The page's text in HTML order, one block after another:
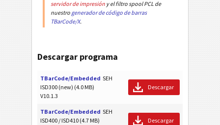
servidor de impresión y el filtro spool PCL de
nuestro generador de código de barras
TBarCode/X.
Descargar programa
TBarCode/Embedded SEH
ISD300 (new) (4.0 MB)
V10.1.3
Descargar
TBarCode/Embedded SEH
ISD400 / ISD410 (4.7 MB)
Descargar